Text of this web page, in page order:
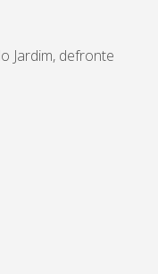
Jardim, defronte